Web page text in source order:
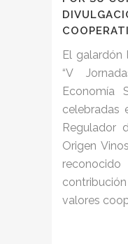
El
“V
Economía
celebradas
Regulador
Origen
valores